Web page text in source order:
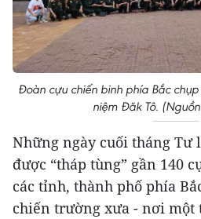
Đoàn cựu chiến binh phía Bắc
niệm Đăk Tô.
Những ngày cuối tháng Tư
được “tháp tùng” gần 140
các tỉnh, thành phố phía
chiến trường xưa - nơi một